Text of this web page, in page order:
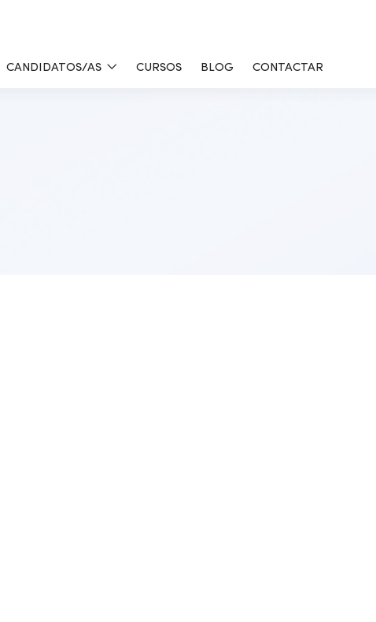
CANDIDATOS/AS CURSOS BLOG CONTACTAR